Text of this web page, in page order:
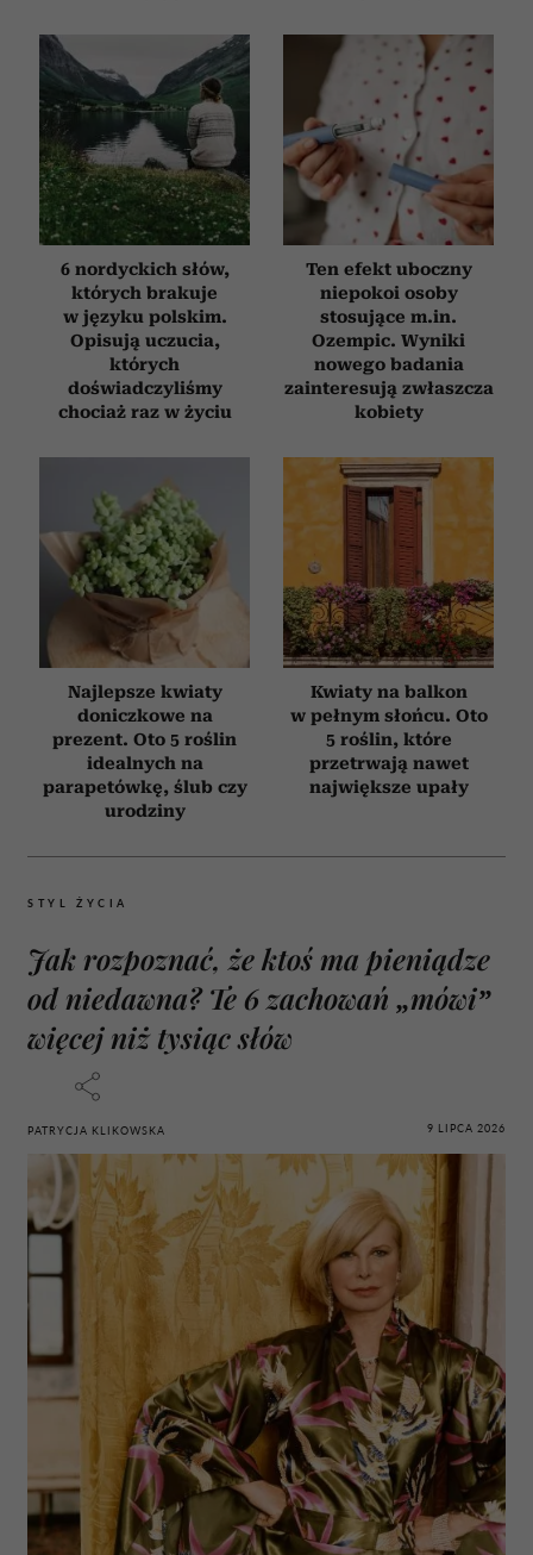
analizować ruch w naszej witrynie. Informacje o tym, jak
korzystasz z naszej witryny, udostępniamy partnerom
społecznościowym, reklamowym i analitycznym.
Partnerzy mogą połączyć te informacje z innymi danymi
otrzymanymi od Ciebie lub uzyskanymi podczas
korzystania z ich usług.
6 nordyckich słów,
których brakuje
w języku polskim.
Opisują uczucia,
których
doświadczyliśmy
chociaż raz w życiu
Ten efekt uboczny
niepokoi osoby
stosujące m.in.
Ozempic. Wyniki
nowego badania
zainteresują zwłaszcza
kobiety
Najlepsze kwiaty
doniczkowe na
prezent. Oto 5 roślin
idealnych na
parapetówkę, ślub czy
urodziny
Kwiaty na balkon
w pełnym słońcu. Oto
5 roślin, które
przetrwają nawet
największe upały
STYL ŻYCIA
Jak rozpoznać, że ktoś ma pieniądze
od niedawna? Te 6 zachowań „mówi”
więcej niż tysiąc słów
PATRYCJA KLIKOWSKA 9 LIPCA 2026